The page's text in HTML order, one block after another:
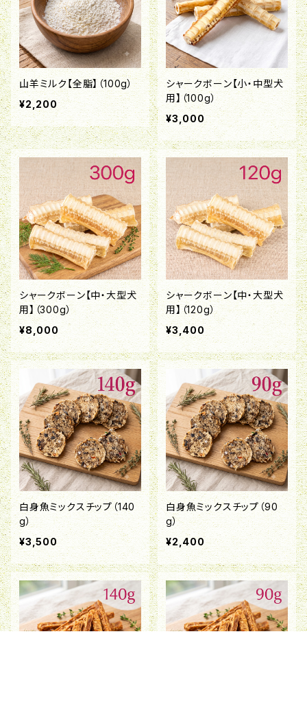
山羊ミルク【全脂】（100g）
¥2,200
シャークボーン【小・中型犬
用】（100g）
¥3,000
シャークボーン【中・大型犬
用】（300g）
¥8,000
シャークボーン【中・大型犬
用】（120g）
¥3,400
白身魚ミックスチップ（140
g）
¥3,500
白身魚ミックスチップ（90
g）
¥2,400